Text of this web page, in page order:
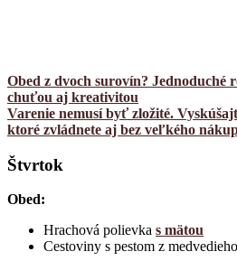
Obed z dvoch surovín? Jednoduché
chuťou aj kreativitou
Varenie nemusí byť zložité.
ktoré zvládnete aj bez veľkého
Štvrtok
Obed:
Hrachová polievka s mätou
Cestoviny s pestom z